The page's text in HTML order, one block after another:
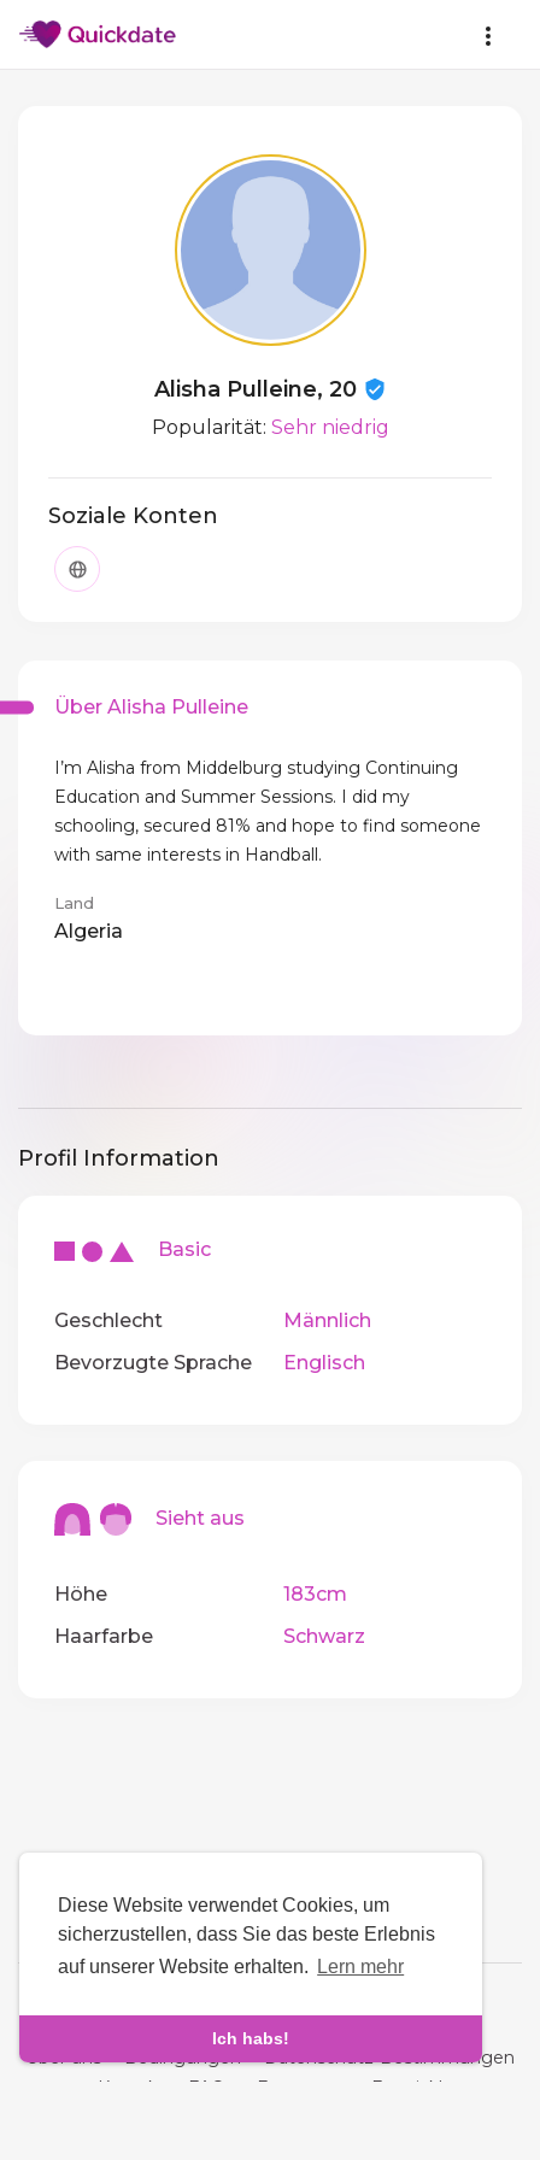
Diese Website verwendet Cookies, um
sicherzustellen, dass Sie das beste Erlebnis
auf unserer Website erhalten.
Lern mehr
Ich habs!
Alisha Pulleine, 20
Popularität: Sehr niedrig
Soziale Konten
Über Alisha Pulleine
I’m Alisha from Middelburg studying Continuing
Education and Summer Sessions. I did my
schooling, secured 81% and hope to find someone
with same interests in Handball.
Land
Algeria
Profil Information
Basic
Geschlecht
Männlich
Bevorzugte Sprache
Englisch
Sieht aus
Höhe
183cm
Haarfarbe
Schwarz
Über uns-Bedingungen-Datenschutz-Bestimmungen
Kontakt FAQs Erstattung Entwickler